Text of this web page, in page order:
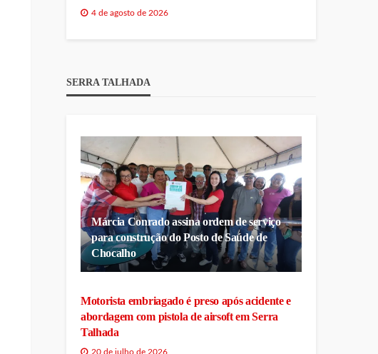
4 de agosto de 2026
SERRA TALHADA
Márcia Conrado assina ordem de serviço
para construção do Posto de Saúde de
Chocalho
Motorista embriagado é preso após acidente e
abordagem com pistola de airsoft em Serra
Talhada
20 de julho de 2026